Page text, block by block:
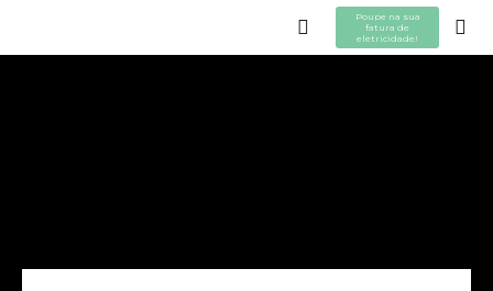
Poupe na sua
fatura de
eletricidade!